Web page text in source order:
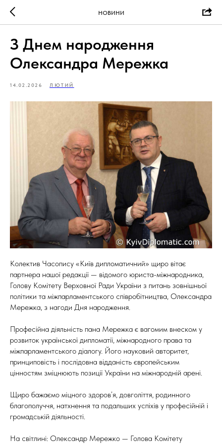
НОВИНИ
З Днем народження
Олександра Мережка
14.02.2026 ЛЮТИЙ
Колектив Часопису «Київ дипломатичний» щиро вітає
партнера нашої редакції — відомого юриста-міжнародника,
Голову Комітету Верховної Ради України з питань зовнішньої
політики та міжпарламентського співробітництва, Олександра
Мережка, з нагоди Дня народження.
Професійна діяльність пана Мережка є вагомим внеском у
розвиток української дипломатії, міжнародного права та
міжпарламентського діалогу. Його науковий авторитет,
принциповість і послідовна відданість європейським
цінностям зміцнюють позиції України на міжнародній арені.
Щиро бажаємо міцного здоров’я, довголіття, родинного
благополуччя, натхнення та подальших успіхів у професійній і
громадській діяльності.
На світлині: Олександр Мережко — Голова Комітету